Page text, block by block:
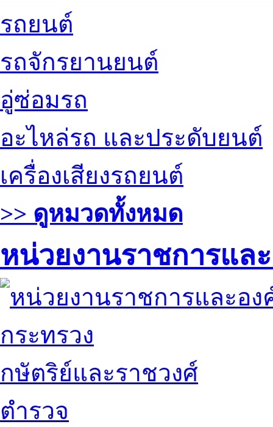
รถยนต์
รถจักรยานยนต์
อู่ซ่อมรถ
อะไหล่รถ และประดับยนต์
เครื่องเสียงรถยนต์
>> ดูหมวดทั้งหมด
หน่วยงานราชการแล
กระทรวง
กษัตริย์และราชวงศ์
ตำรวจ